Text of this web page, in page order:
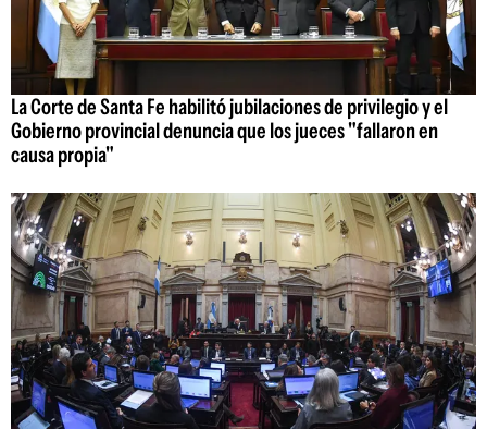
La Corte de Santa Fe habilitó jubilaciones de privilegio y el
Gobierno provincial denuncia que los jueces "fallaron en
causa propia"